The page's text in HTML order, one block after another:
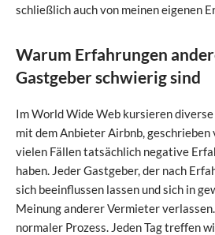
schließlich auch von meinen eigenen
Warum Erfahrungen
Gastgeber schwierig sind
Im World Wide Web kursieren
mit dem Anbieter Airbnb, geschrieben
vielen Fällen tatsächlich negative
haben. Jeder Gastgeber, der nach
sich beeinflussen lassen und sich in
Meinung anderer Vermieter
normaler Prozess. Jeden Tag treffen